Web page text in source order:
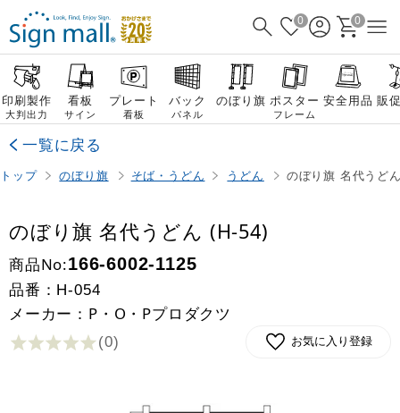
0 0
印刷製作
大判出力
看板
サイン
プレート
看板
バック
パネル
のぼり旗 ポスター
フレーム
安全用品 販
一覧に戻る
トップ のぼり旗 そば・うどん うどん のぼり旗 名代うど
のぼり旗 名代うどん (H-54)
商品No:166-6002-1125
品番： H-054
メーカー：P・O・Pプロダクツ
(0) お気に入り登録